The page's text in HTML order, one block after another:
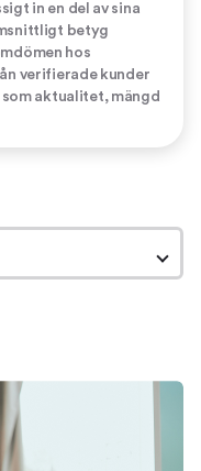
in en del av sina
betyg
hos
verifierade kunder
aktualitet, mängd
på
för ditt företag